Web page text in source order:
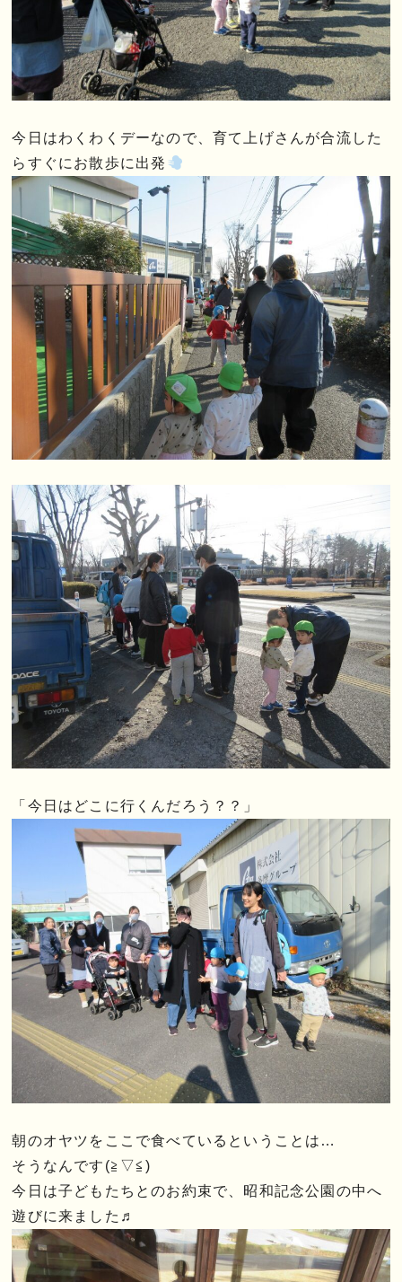
今日はわくわくデーなので、育て上げさんが合流した
らすぐにお散歩に出発
「今日はどこに行くんだろう？？」
朝のオヤツをここで食べているということは…
そうなんです(≧▽≦)
今日は子どもたちとのお約束で、昭和記念公園の中へ
遊びに来ました♬